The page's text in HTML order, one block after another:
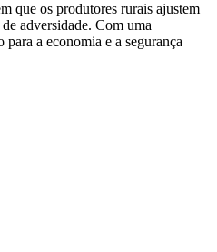
que os produtores rurais ajustem
adversidade. Com uma
a economia e a segurança